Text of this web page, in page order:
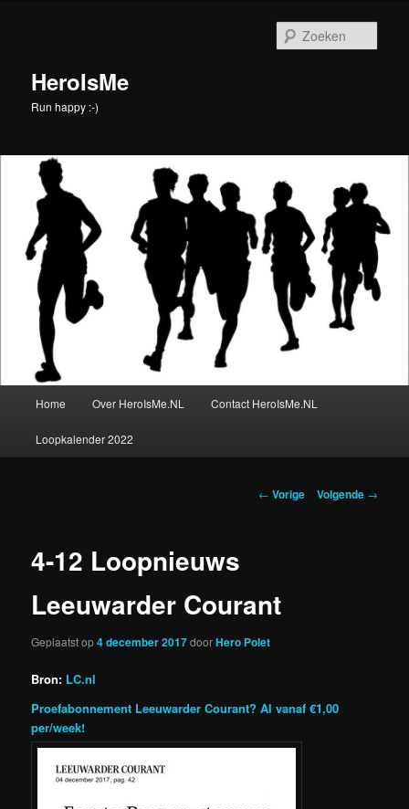
inhoudHeroIsMe
Run happy :-)
Home Over HeroIsMe.NL Contact HeroIsMe.NL
Loopkalender 2022
Berichtnavigatie
← Vorige Volgende →
4-12 Loopnieuws
Leeuwarder Courant
Geplaatst op4 december 2017doorHero Polet
Bron: LC.nl
Proefabonnement Leeuwarder Courant? Al vanaf €1,00
per/week!